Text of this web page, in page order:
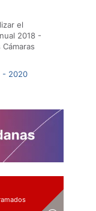
el
2018 -
- 2020